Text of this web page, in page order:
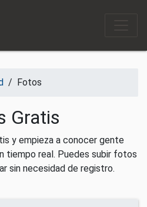
/ Fotos
Gratis
y empieza a conocer gente
tiempo real. Puedes subir fotos
sin necesidad de registro.